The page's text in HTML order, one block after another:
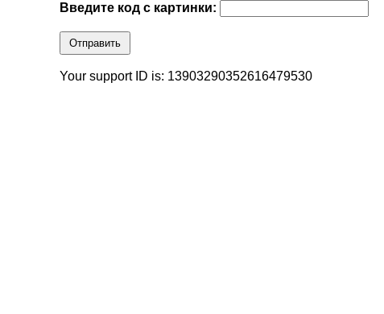
Введите код с картинки:
Отправить
Your support ID is: 13903290352616479530